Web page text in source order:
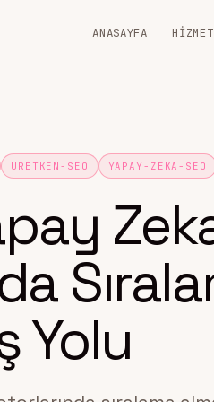
ANASAYFA
URETKEN-SEO YAPAY-ZEKA-SEO
Yolu